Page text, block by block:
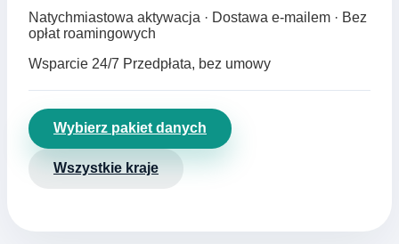
Natychmiastowa aktywacja · Dostawa e‑mailem · Bez
opłat roamingowych
Wsparcie 24/7 Przedpłata, bez umowy
Wybierz pakiet danych
Wszystkie kraje